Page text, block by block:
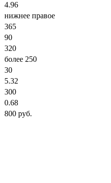
4.96
нижнее правое
365
90
320
более 250
30
5.32
300
0.68
800 руб.